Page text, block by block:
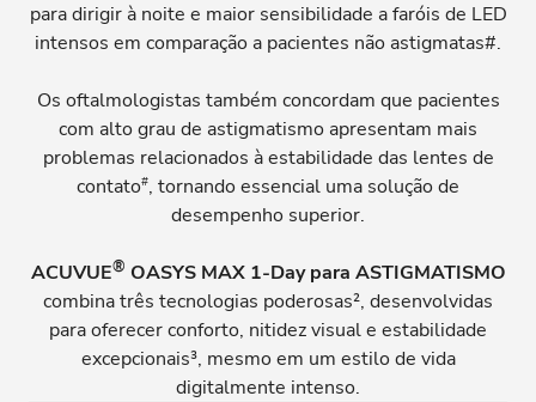
para dirigir à noite e maior sensibilidade a faróis de LED
intensos em comparação a pacientes não astigmatas#.
Os oftalmologistas também concordam que pacientes
com alto grau de astigmatismo apresentam mais
problemas relacionados à estabilidade das lentes de
contato#, tornando essencial uma solução de
desempenho superior.
ACUVUE® OASYS MAX 1‑Day para ASTIGMATISMO
combina três tecnologias poderosas², desenvolvidas
para oferecer conforto, nitidez visual e estabilidade
excepcionais³, mesmo em um estilo de vida
digitalmente intenso.